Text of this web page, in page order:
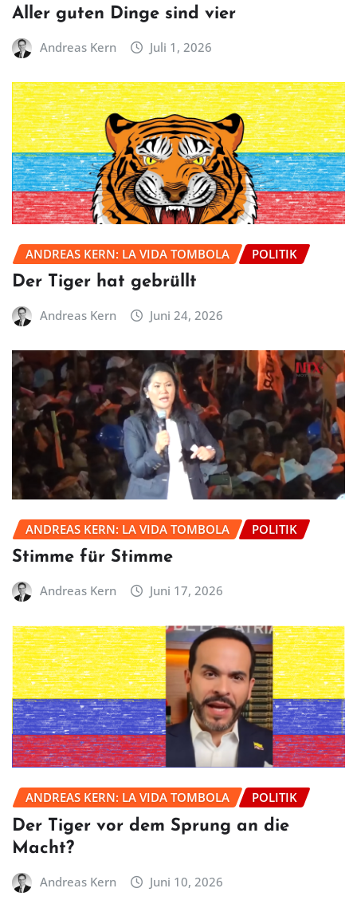
Aller guten Dinge sind vier
Andreas Kern Juli 1, 2026
ANDREAS KERN: LA VIDA TOMBOLA POLITIK
Der Tiger hat gebrüllt
Andreas Kern Juni 24, 2026
ANDREAS KERN: LA VIDA TOMBOLA POLITIK
Stimme für Stimme
Andreas Kern Juni 17, 2026
ANDREAS KERN: LA VIDA TOMBOLA POLITIK
Der Tiger vor dem Sprung an die
Macht?
Andreas Kern Juni 10, 2026